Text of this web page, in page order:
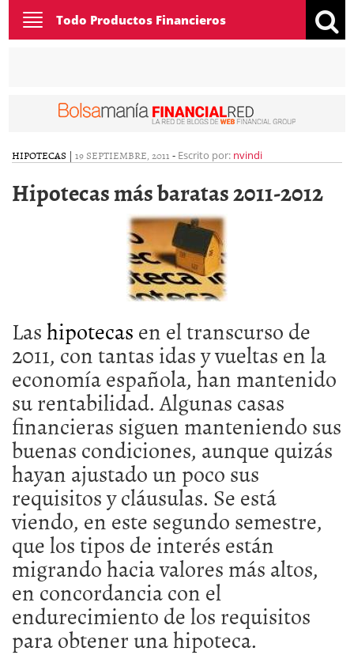
Toggle
navigation
Todo Productos Financieros
HIPOTECAS | 19 SEPTIEMBRE, 2011 - Escrito por: nvindi
Hipotecas más baratas 2011-2012
Lashipotecasen el transcurso de
2011, con tantas idas y vueltas en la
economía española, han mantenido
su rentabilidad. Algunas casas
financieras siguen manteniendo sus
buenas condiciones, aunque quizás
hayan ajustado un poco sus
requisitos y cláusulas. Se está
viendo, en este segundo semestre,
que los tipos de interés están
migrando hacia valores más altos,
en concordancia con el
endurecimiento de los requisitos
para obtener una hipoteca.